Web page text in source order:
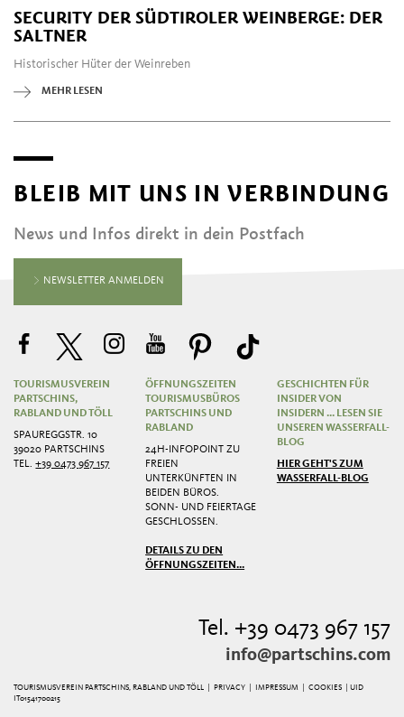
SECURITY DER SÜDTIROLER WEINBERGE: DER
SALTNER
Historischer Hüter der Weinreben
MEHR LESEN
BLEIB MIT UNS IN VERBINDUNG
News und Infos direkt in dein Postfach
NEWSLETTER ANMELDEN
TOURISMUSVEREIN
PARTSCHINS,
RABLAND UND TÖLL
SPAUREGGSTR. 10
39020 PARTSCHINS
TEL.+39 0473 967 157
ÖFFNUNGSZEITEN
TOURISMUSBÜROS
PARTSCHINS UND
RABLAND
24H-INFOPOINT ZU
FREIEN
UNTERKÜNFTEN IN
BEIDEN BÜROS.
SONN- UND FEIERTAGE
GESCHLOSSEN.
DETAILS ZU DEN
ÖFFNUNGSZEITEN...
GESCHICHTEN FÜR
INSIDER VON
INSIDERN ... LESEN SIE
UNSEREN WASSERFALL-
BLOG
HIER GEHT'S ZUM
WASSERFALL-BLOG
Tel. +39 0473 967 157
info@partschins.com
TOURISMUSVEREIN PARTSCHINS, RABLAND UND TÖLL | PRIVACY IMPRESSUM |COOKIES
| UID
IT01541700215